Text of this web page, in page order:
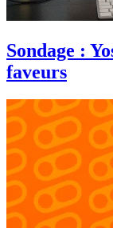
Sondage :
faveurs